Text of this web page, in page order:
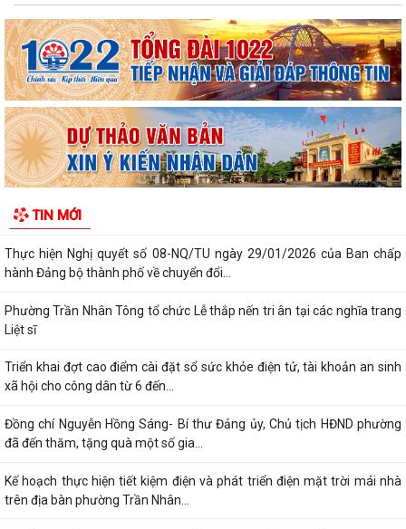
TIN MỚI
trong kỷ nguyên mới
PHÁT HUY GIÁ TRỊ CÁC DI TÍCH VĂN HÓA TRONG KỶ NGUYÊN MỚI Ở
PHƯỜNG TRẦN NHÂN TÔNG, THÀNH PHỐ HẢI...
Phường Trần Nhân Tông tham dự hội nghị trực tuyến báo cáo viên
thành phố tháng 7/2026
Lãnh đạo phường kiểm tra các trạm bơm, hồ đập sau mưa lớn
tìm kiếm, quy tập và xác định...
Thực hiện Nghị quyết số 08-NQ/TU ngày 29/01/2026 của Ban chấp
hành Đảng bộ thành phố về chuyển đổi...
Phường Trần Nhân Tông tổ chức Lễ thắp nến tri ân tại các nghĩa trang
Liệt sĩ
Triển khai đợt cao điểm cài đặt sổ sức khỏe điện tử, tài khoản an sinh
xã hội cho công dân từ 6 đến...
Đồng chí Nguyễn Hồng Sáng- Bí thư Đảng ủy, Chủ tịch HĐND phường
đã đến thăm, tặng quà một số gia...
Kế hoạch thực hiện tiết kiệm điện và phát triển điện mặt trời mái nhà
trên địa bàn phường Trần Nhân...